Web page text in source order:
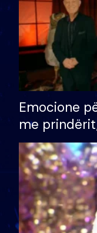
Emocione
me
divorci apo